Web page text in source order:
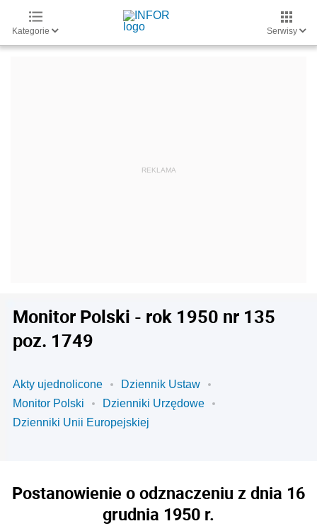
Kategorie Serwisy
Monitor Polski - rok 1950 nr 135
poz. 1749
Akty ujednolicone
Dziennik Ustaw
Monitor Polski
Dzienniki Urzędowe
Dzienniki Unii Europejskiej
Postanowienie o odznaczeniu z dnia 16
grudnia 1950 r.